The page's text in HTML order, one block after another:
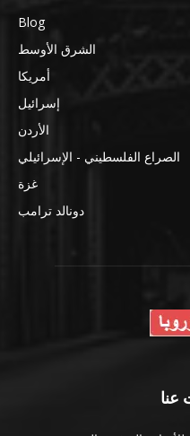
Blog
الشرق الأوسط
أمريكا
إسرائيل
الأردن
الصراع الفلسطيني - الإسرائيلي
غزة
دونالد ترامب
عنا